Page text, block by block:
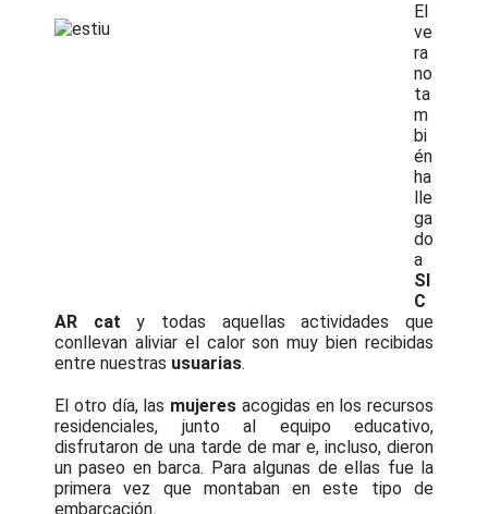
El
ve
ra
no
ta
m
bi
én
ha
lle
ga
do
a
SI
C
AR cat y todas aquellas actividades que
conllevan aliviar el calor son muy bien recibidas
entre nuestras usuarias.
El otro día, las mujeres acogidas en los recursos
residenciales, junto al equipo educativo,
disfrutaron de una tarde de mar e, incluso, dieron
un paseo en barca. Para algunas de ellas fue la
primera vez que montaban en este tipo de
embarcación.